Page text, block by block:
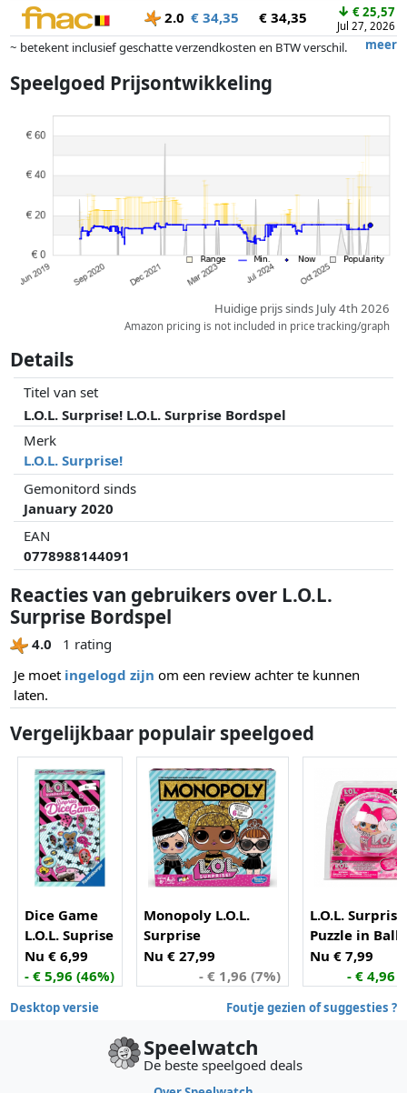
2.0 € 34,35 € 34,35 ↓ € 25,57
Jul 27, 2026
meer
~ betekent inclusief geschatte verzendkosten en BTW verschil.
gewicht.
partners hebben hier geen enkele invoed op. Alleen bij gelijke prijzen
kunnen historische prestaties de volgorde beïnvloeden.
Speelgoed Prijsontwikkeling
Huidige prijs sinds July 4th 2026
Amazon pricing is not included in price tracking/graph
Details
Titel van set
L.O.L. Surprise! L.O.L. Surprise Bordspel
Merk
L.O.L. Surprise!
Gemonitord sinds
January 2020
EAN
0778988144091
Reacties van gebruikers over L.O.L.
Surprise Bordspel
4.0
1 rating
Je moet ingelogd zijn om een review achter te kunnen
laten.
Vergelijkbaar populair speelgoed
Dice Game
L.O.L. Suprise
Nu € 6,99
- € 5,96 (46%)
Monopoly L.O.L.
Surprise
Nu € 27,99
- € 1,96 (7%)
L.O.L.
Puzzle in Ball
Nu € 7,99
- € 4,96
Desktop versie Foutje gezien of suggesties ?
Speelwatch
De beste speelgoed deals